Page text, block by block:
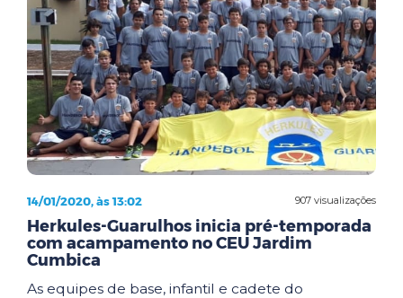
907 visualizações
14/01/2020, às 13:02
Herkules-Guarulhos inicia pré-temporada
com acampamento no CEU Jardim
Cumbica
As equipes de base, infantil e cadete do